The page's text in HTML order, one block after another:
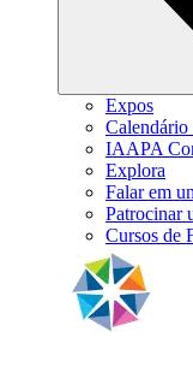
Expos
Calendário
IAAPA
Explora
Falar em
Patrocinar
Cursos de